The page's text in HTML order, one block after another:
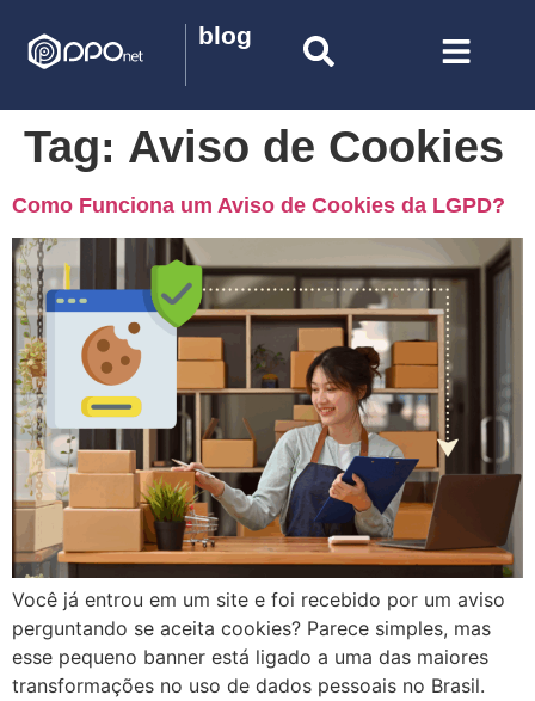
blog
Tag: Aviso de Cookies
Como Funciona um Aviso de Cookies da LGPD?
Você já entrou em um site e foi recebido por um aviso
perguntando se aceita cookies? Parece simples, mas
esse pequeno banner está ligado a uma das maiores
transformações no uso de dados pessoais no Brasil.